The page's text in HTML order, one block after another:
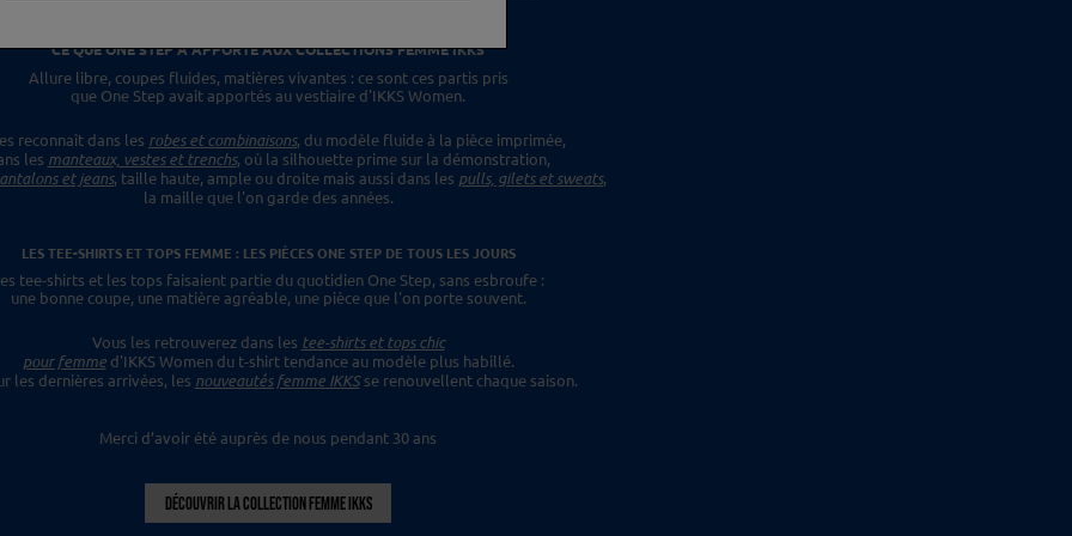
CE QUE ONE STEP A APPORTÉAUX COLLECTIONS FEMME IKKS
Allure libre, coupes fluides, matières vivantes : ce sont ces partis pris
que One Step avait apportés au vestiaire d'IKKS Women.
reconnaît dans les robes et combinaisons, du modèle fluide à la pièce imprimée,
les manteaux, vestes et trenchs, où la silhouette prime sur la démonstration,
et jeans, taille haute, ample ou droite mais aussi dans les pulls, gilets et sweats,
la maille que l'on garde des années.
LES TEE-SHIRTS ET TOPS FEMME : LES PIÈCES ONE STEPDE TOUS LES JOURS
tee-shirts et les tops faisaient partie du quotidien One Step, sans esbroufe :
une bonne coupe, une matière agréable, une pièceque l'on porte souvent.
Vous les retrouverez dans les tee-shirts et tops chic
pour femmed'IKKS Women du t-shirt tendanceau modèle plus habillé.
les dernières arrivées, les nouveautés femme IKKSse renouvellent chaque saison.
Merci d’avoir été auprès de nous pendant 30 ans
DÉCOUVRIR LA COLLECTION FEMME IKKS